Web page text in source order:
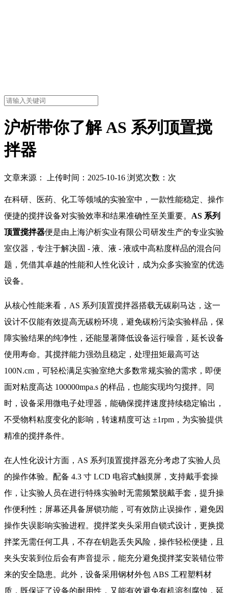
沪析带你了解 AS 系列顶置搅
拌器
文章来源： 上传时间：2025-10-16 浏览次数： 次
在科研、医药、化工等领域的实验室中，一款性能稳定、操作
便捷的搅拌设备对实验效率和结果准确性至关重要。 AS 系列
顶置搅拌器便是由上海沪析实业有限公司研发生产的专业实验
室仪器，专注于解决固 - 液、液 - 液或中高粘度样品的混合问
题，凭借其卓越的性能和人性化设计，成为众多实验室的优选
设备。
从核心性能来看，AS 系列顶置搅拌器搭载无碳刷马达，这一
设计不仅能有效提高无碳粉环境，避免碳粉污染实验样品，保
障实验结果的纯净性，还能显著降低设备运行噪音，延长设备
使用寿命。其搅拌能力强劲且稳定，处理扭矩最高可达
100N.cm，可轻松满足实验室绝大多数常规实验的需求，即便
面对粘度高达 100000mpa.s 的样品，也能实现均匀搅拌。同
时，设备采用微电子处理器，能确保搅拌速度持续稳定输出，
不受物料粘度变化的影响，转速精度可达 ±1rpm，为实验提供
精准的搅拌条件。
在人性化设计方面，AS 系列顶置搅拌器充分考虑了实验人员
的操作体验。配备 4.3 寸 LCD 电容式触摸屏，支持戴手套操
作，让实验人员在进行特殊实验时无需频繁脱戴手套，提升操
作便利性；屏幕还具备屏锁功能，可有效防止误操作，避免因
操作失误影响实验进程。搅拌桨夹头采用自锁式设计，更换搅
拌桨无需任何工具，不存在钥匙丢失风险，操作轻松便捷，且
夹头安装到位后会有声音提示，能充分避免搅拌桨安装错位带
来的安全隐患。此外，设备采用钢材外包 ABS 工程塑料材
质，既保证了设备的耐用性，又能有效避免有机溶剂腐蚀，延